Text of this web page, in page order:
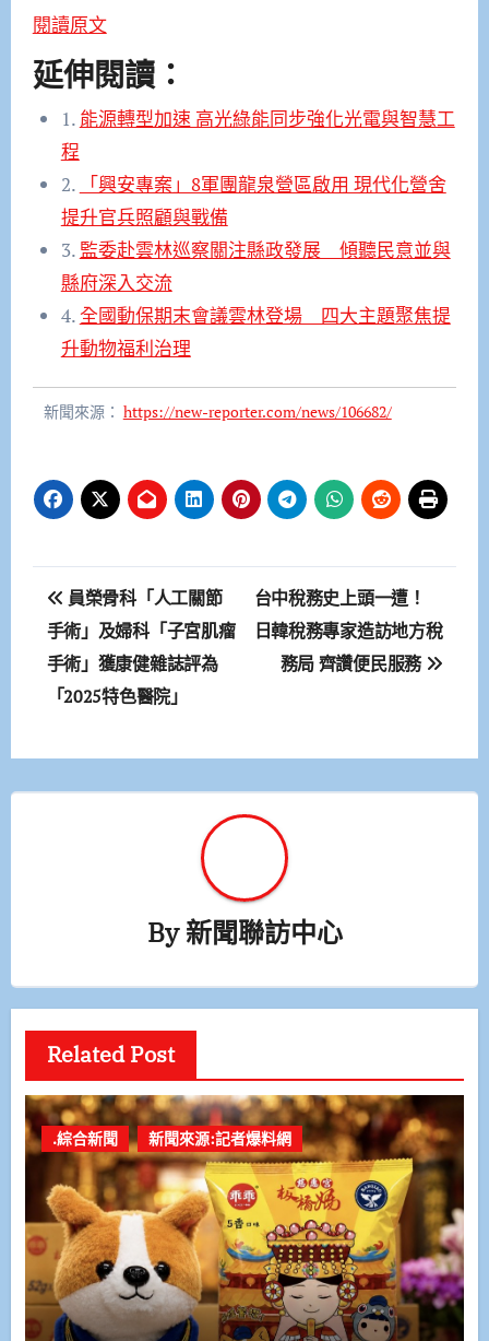
閱讀原文
延伸閱讀：
1. 能源轉型加速 高光綠能同步強化光電與智慧工
程
2.
「興安專案」8軍團龍泉營區啟用 現代化營舍
提升官兵照顧與戰備
3. 監委赴雲林巡察關注縣政發展 傾聽民意並與
縣府深入交流
4.全國動保期末會議雲林登場 四大主題聚焦提
升動物福利治理
新聞來源： https://new-reporter.com/news/106682/
文
章
導
員榮骨科「人工關節
手術」及婦科「子宮肌瘤
手術」獲康健雜誌評為
「2025特色醫院」
台中稅務史上頭一遭！
日韓稅務專家造訪地方稅
務局 齊讚便民服務
By新聞聯訪中心
Related Post
.綜合新聞 新聞來源:記者爆料網